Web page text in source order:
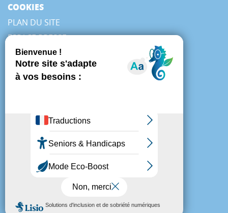
COOKIES
PLAN DU SITE
ESPACE PRESSE